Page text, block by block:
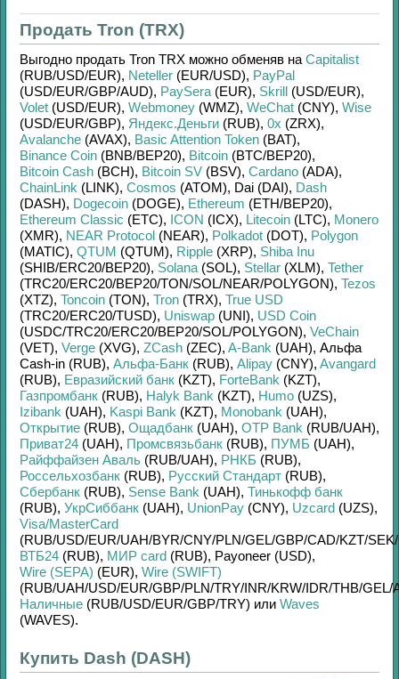
Продать Tron (TRX)
Выгодно продать Tron TRX можно обменяв на Capitalist
(RUB/USD/EUR), Neteller (EUR/USD), PayPal
(USD/EUR/GBP/AUD), PaySera (EUR), Skrill (USD/EUR),
Volet (USD/EUR), Webmoney (WMZ), WeChat (CNY), Wise
(USD/EUR/GBP), Яндекс.Деньги (RUB), 0x (ZRX),
Avalanche (AVAX), Basic Attention Token (BAT),
Binance Coin (BNB/BEP20), Bitcoin (BTC/BEP20),
Bitcoin Cash (BCH), Bitcoin SV (BSV), Cardano (ADA),
ChainLink (LINK), Cosmos (ATOM), Dai (DAI), Dash
(DASH), Dogecoin (DOGE), Ethereum (ETH/BEP20),
Ethereum Classic (ETC), ICON (ICX), Litecoin (LTC), Monero
(XMR), NEAR Protocol (NEAR), Polkadot (DOT), Polygon
(MATIC), QTUM (QTUM), Ripple (XRP), Shiba Inu
(SHIB/ERC20/BEP20), Solana (SOL), Stellar (XLM), Tether
(TRC20/ERC20/BEP20/TON/SOL/NEAR/POLYGON), Tezos
(XTZ), Toncoin (TON), Tron (TRX), True USD
(TRC20/ERC20/TUSD), Uniswap (UNI), USD Coin
(USDC/TRC20/ERC20/BEP20/SOL/POLYGON), VeChain
(VET), Verge (XVG), ZCash (ZEC), A-Bank (UAH), Альфа
Cash-in (RUB), Альфа-Банк (RUB), Alipay (CNY), Avangard
(RUB), Евразийский банк (KZT), ForteBank (KZT),
Газпромбанк (RUB), Halyk Bank (KZT), Humo (UZS),
Izibank (UAH), Kaspi Bank (KZT), Monobank (UAH),
Открытие (RUB), Ощадбанк (UAH), OTP Bank (RUB/UAH),
Приват24 (UAH), Промсвязьбанк (RUB), ПУМБ (UAH),
Райффайзен Аваль (RUB/UAH), РНКБ (RUB),
Россельхозбанк (RUB), Русский Стандарт (RUB),
Сбербанк (RUB), Sense Bank (UAH), Тинькофф банк
(RUB), УкрСиббанк (UAH), UnionPay (CNY), Uzcard (UZS),
Visa/MasterCard
(RUB/USD/EUR/UAH/BYR/CNY/PLN/GEL/GBP/CAD/KZT/SEK/
ВТБ24 (RUB), МИР card (RUB), Payoneer (USD),
Wire (SEPA) (EUR), Wire (SWIFT)
(RUB/UAH/USD/EUR/GBP/PLN/TRY/INR/KRW/IDR/THB/GEL/
Наличные (RUB/USD/EUR/GBP/TRY) или Waves
(WAVES).
Купить Dash (DASH)